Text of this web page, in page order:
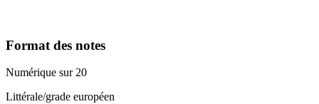
Format des notes
Numérique sur 20
Littérale/grade européen